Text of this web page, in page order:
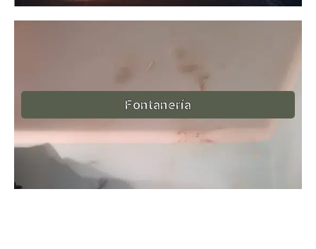
Fontanería